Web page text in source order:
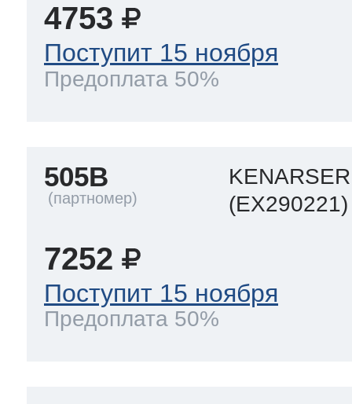
4753
Поступит 15 ноября
Предоплата 50%
505B
(EX290221)
7252
Поступит 15 ноября
Предоплата 50%